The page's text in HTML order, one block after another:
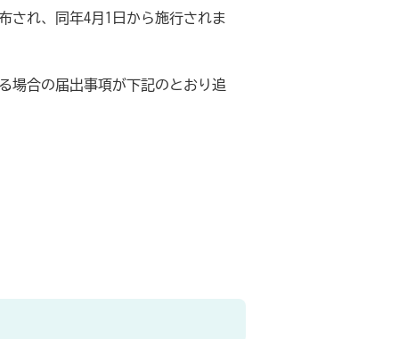
され、同年4月1日から施行されま
場合の届出事項が下記のとおり追